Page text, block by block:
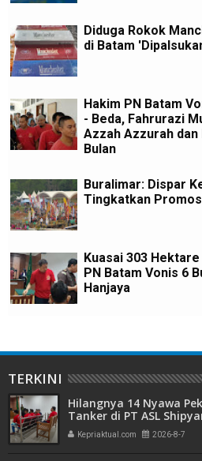
Diduga Rokok
di Batam
Hakim PN Batam
- Beda, Fahrurazi
Azzah Azzurah dan
Bulan
Buralimar: Dispar
Tingkatkan
Kuasai 303
PN Batam Vonis 6
Hanjaya
TERKINI
Hilangnya 14 Nyawa
Tanker di PT ASL
Hanya Dituntut 1 Tahun
Kepriaktual.com 2026-8-7